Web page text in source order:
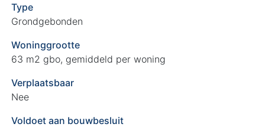
Type
Grondgebonden
Woninggrootte
63 m2 gbo, gemiddeld per woning
Verplaatsbaar
Nee
Voldoet aan bouwbesluit